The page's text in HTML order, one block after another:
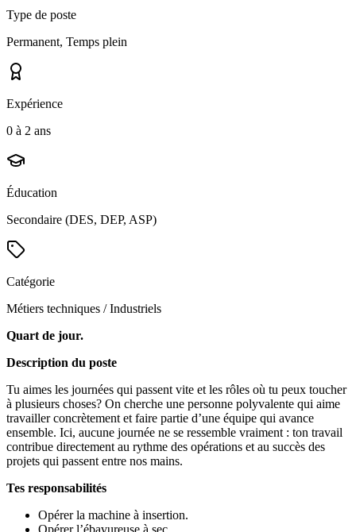
Type de poste
Permanent, Temps plein
Expérience
0 à 2 ans
Éducation
Secondaire (DES, DEP, ASP)
Catégorie
Métiers techniques / Industriels
Quart de jour.
Description du poste
Tu aimes les journées qui passent vite et les rôles où tu peux toucher
à plusieurs choses? On cherche une personne polyvalente qui aime
travailler concrètement et faire partie d’une équipe qui avance
ensemble. Ici, aucune journée ne se ressemble vraiment : ton travail
contribue directement au rythme des opérations et au succès des
projets qui passent entre nos mains.
Tes responsabilités
Opérer la machine à insertion.
Opérer l’ébavureuse à sec.